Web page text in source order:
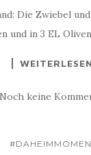
Die Zwiebel
und in 3 EL
WEITERLESEN
Noch keine